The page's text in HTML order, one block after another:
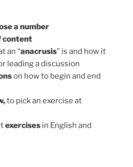
a number
content
an “anacrusis” is and how it
leading a discussion
on how to begin and end
to pick an exercise at
exercises in English and